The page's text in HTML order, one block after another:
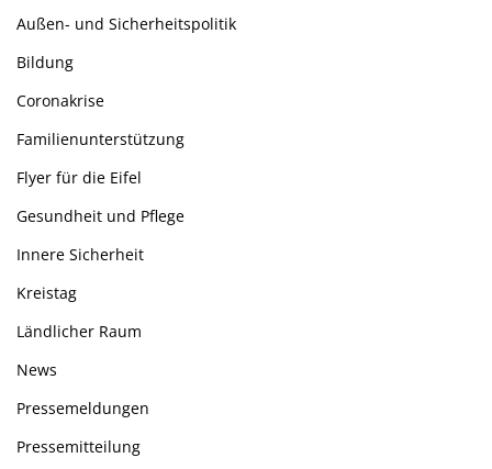
Außen- und Sicherheitspolitik
Bildung
Coronakrise
Familienunterstützung
Flyer für die Eifel
Gesundheit und Pflege
Innere Sicherheit
Kreistag
Ländlicher Raum
News
Pressemeldungen
Pressemitteilung